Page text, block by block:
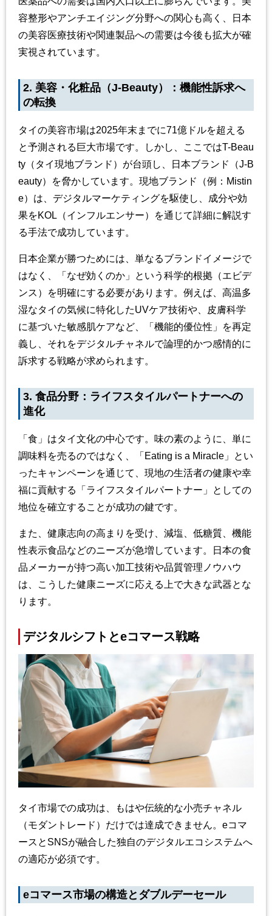
容整形やアンチエイジング分野への関心も高く、日本
の美容医療技術や関連製品への需要は今後も拡大が確
実視されています。
2. 美容・化粧品（J-Beauty）：機能性訴求へ
の転換
タイの美容市場は2025年末までに71億ドルを超える
と予測される巨大市場です。しかし、ここではT-Beau
ty（タイ現地ブランド）が台頭し、日本ブランド（J-B
eauty）を脅かしています。現地ブランド（例：Mistin
e）は、デジタルマーケティングを駆使し、成分や効
果をKOL（インフルエンサー）を通じて詳細に解説す
る手法で成功しています。
日本企業が勝つためには、単なるブランドイメージで
はなく、「なぜ効くのか」という科学的根拠（エビデ
ンス）を明確にする必要があります。例えば、高温多
湿なタイの気候に特化したUVケア技術や、皮膚科学
に基づいた敏感肌ケアなど、「機能的優位性」を再定
義し、それをデジタルチャネルで論理的かつ感情的に
訴求する戦略が求められます。
3. 食品分野：ライフスタイルパートナーへの
進化
「食」はタイ文化の中心です。味の素のように、単に
調味料を売るのではなく、「Eating is a Miracle」とい
ったキャンペーンを通じて、現地の生活者の健康や幸
福に貢献する「ライフスタイルパートナー」としての
地位を確立することが成功の鍵です。
また、健康志向の高まりを受け、減塩、低糖質、機能
性表示食品などのニーズが急増しています。日本の食
品メーカーが持つ高い加工技術や品質管理ノウハウ
は、こうした健康ニーズに応える上で大きな武器とな
ります。
デジタルシフトとeコマース戦略
タイ市場での成功は、もはや伝統的な小売チャネル
（モダントレード）だけでは達成できません。eコマ
ースとSNSが融合した独自のデジタルエコシステムへ
の適応が必須です。
eコマース市場の構造とダブルデーセール